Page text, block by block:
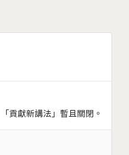
貢獻新講法」暫且關閉。